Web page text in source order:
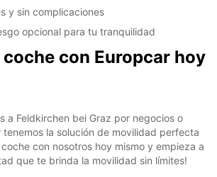
y sin complicaciones
opcional para tu tranquilidad
coche con Europcar hoy
a Feldkirchen bei Graz por negocios o
tenemos la solución de movilidad perfecta
con nosotros hoy mismo y empieza a
que te brinda la movilidad sin límites!